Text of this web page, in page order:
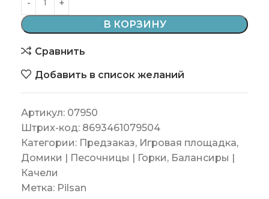
В КОРЗИНУ
Сравнить
Добавить в список желаний
Артикул: 07950
Штрих-код: 8693461079504
Категории: Предзаказ, Игровая площадка,
Домики | Песочницы | Горки, Балансиры |
Качели
Метка: Pilsan